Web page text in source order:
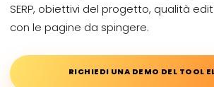
SERP, obiettivi del progetto, qualità
con le pagine da spingere.
RICHIEDI UNA DEMO DEL TOOL